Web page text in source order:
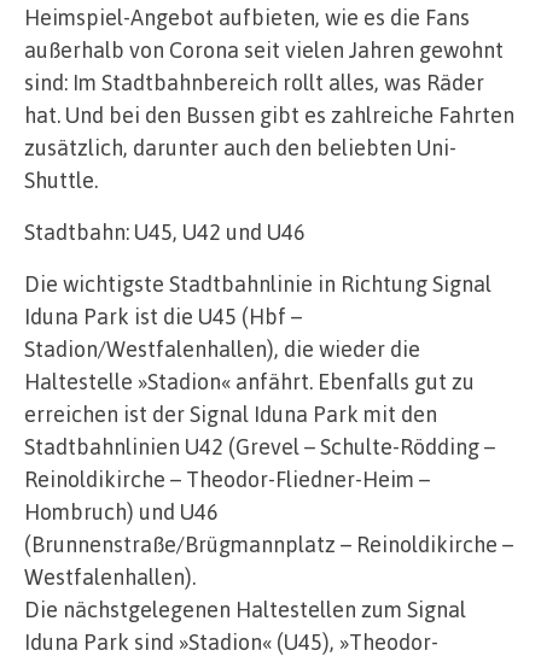
Heimspiel-Angebot aufbieten, wie es die Fans
außerhalb von Corona seit vielen Jahren gewohnt
sind: Im Stadtbahnbereich rollt alles, was Räder
hat. Und bei den Bussen gibt es zahlreiche Fahrten
zusätzlich, darunter auch den beliebten Uni-
Shuttle.
Stadtbahn: U45, U42 und U46
Die wichtigste Stadtbahnlinie in Richtung Signal
Iduna Park ist die U45 (Hbf –
Stadion/Westfalenhallen), die wieder die
Haltestelle »Stadion« anfährt. Ebenfalls gut zu
erreichen ist der Signal Iduna Park mit den
Stadtbahnlinien U42 (Grevel – Schulte-Rödding –
Reinoldikirche – Theodor-Fliedner-Heim –
Hombruch) und U46
(Brunnenstraße/Brügmannplatz – Reinoldikirche –
Westfalenhallen).
Die nächstgelegenen Haltestellen zum Signal
Iduna Park sind »Stadion« (U45), »Theodor-